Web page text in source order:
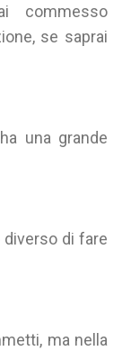
commesso
se saprai
una grande
di fare
ma nella